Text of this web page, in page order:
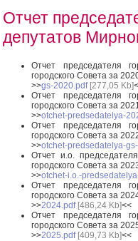
Отчет
депутатов
Отчет председателя
городского Совета за
>>gs-2020.pdf[277,05 Kb]
Отчет председателя
городского Совета за
>>otchet-predsedatelya-
Отчет председателя
городского Совета за
>>otchet-predsedatelya-
Отчет и.о.
городского Совета за
>>otchet-i.o.-
Отчет председателя
городского Совета за
>>2024.pdf[486,24 Kb]<<
Отчет председателя
городского Совета за
>>2025.pdf[409,73 Kb]<<